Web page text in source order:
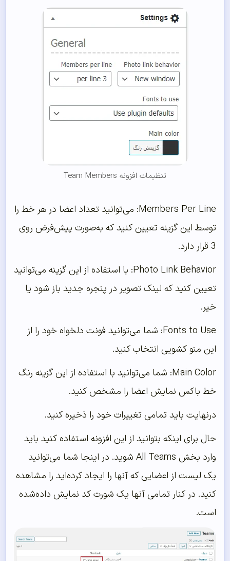
تنظیمات افزونه Team Members
Members Per Line: می‌توانید تعداد اعضا در هر خط را
توسط این گزینه تعیین کنید که به‌صورت پیش‌فرض روی
3 قرار دارد.
Photo Link Behavior: با استفاده از این گزینه می‌توانید
تعیین کنید که لینک تصویر در پنجره جدید باز شود یا
خیر.
Fonts to Use: شما می‌توانید فونت دلخواه خود را از
این منو کشویی انتخاب کنید.
Main Color: شما می‌توانید با استفاده از این گزینه رنگ
خط باکس نمایش اعضا را مشخص کنید.
درنهایت باید تمامی تغییرات خود را ذخیره کنید.
حال برای اینکه بتوانید از این افزونه استفاده کنید باید
وارد بخش All Teams شوید. در اینجا شما می‌توانید
یک لیست از اعضایی که آنها را ایجاد کرده‌اید را مشاهده
کنید. در کنار تمامی آنها یک شورت کد نمایش داده‌شده
است.